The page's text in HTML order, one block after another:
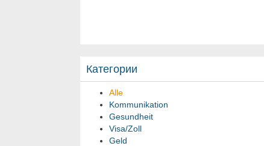
Категории
Alle
Kommunikation
Gesundheit
Visa/Zoll
Geld